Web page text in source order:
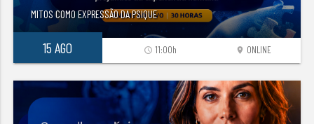
MITOS COMO EXPRESSÃO DA PSIQUE
15 AGO location_on ONLINE
access_time 11:00h